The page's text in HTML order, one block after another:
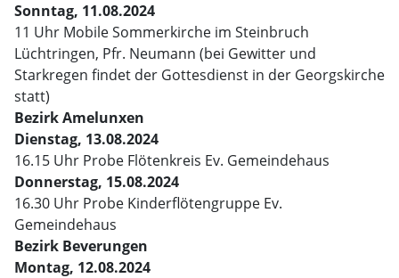
Sonntag, 11.08.2024
11 Uhr Mobile Sommerkirche im Steinbruch
Lüchtringen, Pfr. Neumann (bei Gewitter und
Starkregen findet der Gottesdienst in der Georgskirche
statt)
Bezirk Amelunxen
Dienstag, 13.08.2024
16.15 Uhr Probe Flötenkreis Ev. Gemeindehaus
Donnerstag, 15.08.2024
16.30 Uhr Probe Kinderflötengruppe Ev.
Gemeindehaus
Bezirk Beverungen
Montag, 12.08.2024